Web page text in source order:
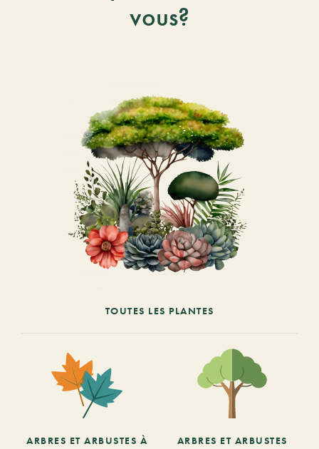
vous?
TOUTES LES PLANTES
ARBRES ET ARBUSTES À
ARBRES ET ARBUSTES